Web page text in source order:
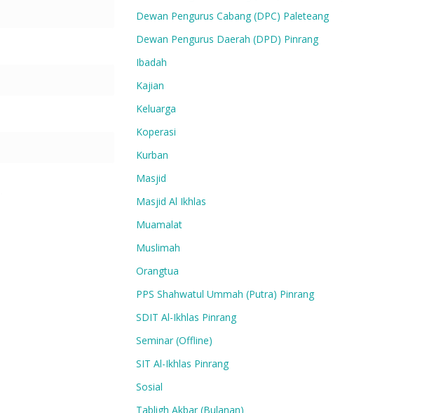
Dewan Pengurus Cabang (DPC) Paleteang
Dewan Pengurus Daerah (DPD) Pinrang
Ibadah
Kajian
Keluarga
Koperasi
Kurban
Masjid
Masjid Al Ikhlas
Muamalat
Muslimah
Orangtua
PPS Shahwatul Ummah (Putra) Pinrang
SDIT Al-Ikhlas Pinrang
Seminar (Offline)
SIT Al-Ikhlas Pinrang
Sosial
Tabligh Akbar (Bulanan)